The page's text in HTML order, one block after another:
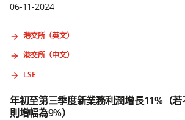
06-11-2024
港交所（英文）
港交所（中文）
LSE
年初至第三季度新業務利潤增長11%（若
則增幅為9%）